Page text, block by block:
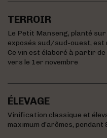
TERROIR
Le Petit Manseng, planté
exposés sud/sud-ouest,
Ce vin est élaboré à partir
vers le 1er novembre
ÉLEVAGE
Vinification classique et
maximum d’arômes, pendant